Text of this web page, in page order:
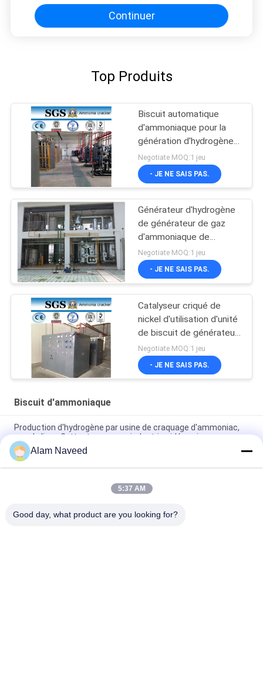
Continuer
Top Produits
Biscuit automatique
d'ammoniaque pour la
génération d'hydrogène,
capacité 5-1000Nm3/H
Negotiate MOQ:1 jeu
- JE NE SAIS PAS.
Générateur d'hydrogène
de générateur de gaz
d'ammoniaque de
métallurgie/traitement
thermique
Negotiate MOQ:1 jeu
- JE NE SAIS PAS.
Catalyseur criqué de
nickel d'utilisation d'unité
de biscuit de générateur
d'ammoniaque/ammoniaque
Negotiate MOQ:1 jeu
- JE NE SAIS PAS.
Biscuit d'ammoniaque
Production d'hydrogène par usine de craquage d'ammoniac,
pour la ligne flottante en verre, industrie sidérurgique
Repère de flotteur en verre d'usine de biscuit d'ammoniaque
de production d'hydrogène industrie sidérurgique
Installation simple d'ammoniaque de générateur automatique
Alam Naveed
5:37 AM
Good day, what product are you looking for?